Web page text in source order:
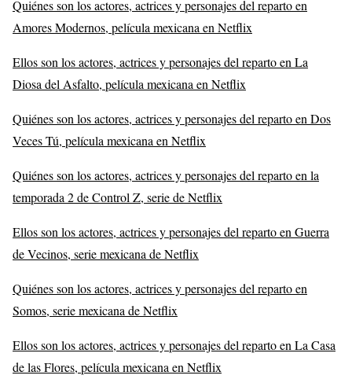
Quiénes son los actores, actrices y personajes del reparto en
Amores Modernos, película mexicana en Netflix
Ellos son los actores, actrices y personajes del reparto en La
Diosa del Asfalto, película mexicana en Netflix
Quiénes son los actores, actrices y personajes del reparto en Dos
Veces Tú, película mexicana en Netflix
Quiénes son los actores, actrices y personajes del reparto en la
temporada 2 de Control Z, serie de Netflix
Ellos son los actores, actrices y personajes del reparto en Guerra
de Vecinos, serie mexicana de Netflix
Quiénes son los actores, actrices y personajes del reparto en
Somos, serie mexicana de Netflix
Ellos son los actores, actrices y personajes del reparto en La Casa
de las Flores, película mexicana en Netflix